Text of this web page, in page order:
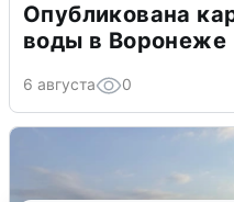
Опубликована
воды в Воронеже
6 августа 0